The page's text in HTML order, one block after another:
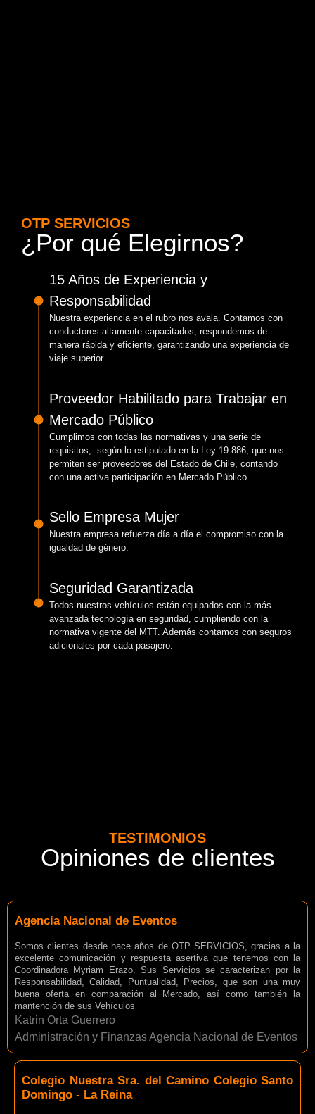
OTP SERVICIOS
¿Por qué Elegirnos?
15 Años de Experiencia y
Responsabilidad
Nuestra experiencia en el rubro nos avala. Contamos con
conductores altamente capacitados, respondemos de
manera rápida y eficiente, garantizando una experiencia de
viaje superior.
Proveedor Habilitado para Trabajar en
Mercado Público
Cumplimos con todas las normativas y una serie de
requisitos, según lo estipulado en la Ley 19.886, que nos
permiten ser proveedores del Estado de Chile, contando
con una activa participación en Mercado Público.
Sello Empresa Mujer
Nuestra empresa refuerza día a día el compromiso con la
igualdad de género.
Seguridad Garantizada
Todos nuestros vehículos están equipados con la más
avanzada tecnología en seguridad, cumpliendo con la
normativa vigente del MTT. Además contamos con seguros
adicionales por cada pasajero.
TESTIMONIOS
Opiniones de clientes
Agencia Nacional de Eventos
Somos clientes desde hace años de OTP SERVICIOS, gracias a la
excelente comunicación y respuesta asertiva que tenemos con la
Coordinadora Myriam Erazo. Sus Servicios se caracterizan por la
Responsabilidad, Calidad, Puntualidad, Precios, que son una muy
buena oferta en comparación al Mercado, así como también la
mantención de sus Vehículos
Katrin Orta Guerrero
Administración y Finanzas Agencia Nacional de Eventos
Colegio Nuestra Sra. del Camino Colegio Santo
Domingo - La Reina